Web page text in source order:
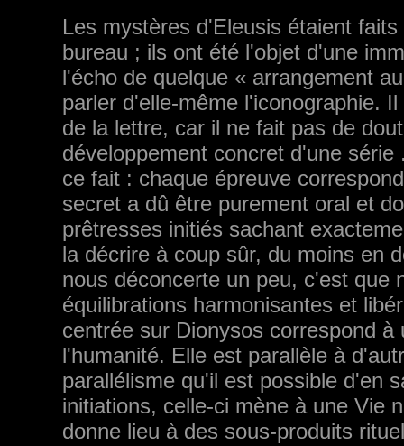
Les mystères d'Eleusis étaient
bureau ; ils ont été l'objet d'une
l'écho de quelque « arrangement
parler d'elle-même l'iconographie.
de la lettre, car il ne fait pas de
développement concret d'une
ce fait : chaque épreuve
secret a dû être purement oral et
prêtresses initiés sachant
la décrire à coup sûr, du moins en
nous déconcerte un peu, c'est que
équilibrations harmonisantes et
centrée sur Dionysos correspond
l'humanité. Elle est parallèle à
parallélisme qu'il est possible d'en
initiations, celle-ci mène à une Vie
donne lieu à des sous-produits